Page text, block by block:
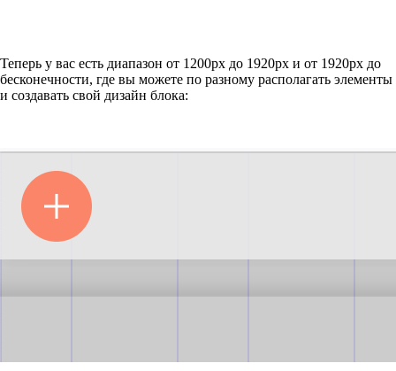
Теперь у вас есть диапазон от 1200рх до 1920рх и от 1920рх до
бесконечности, где вы можете по разному располагать элементы
и создавать свой дизайн блока: